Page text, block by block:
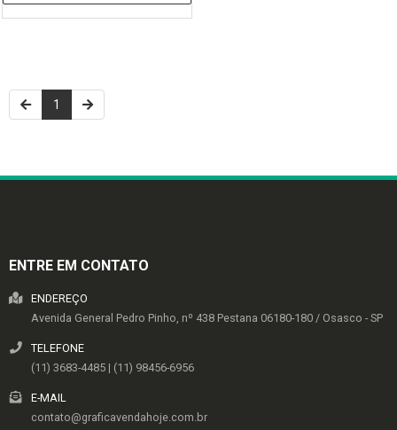
1
ENTRE EM CONTATO
ENDEREÇO
Avenida General Pedro Pinho, nº 438 Pestana 06180-180 / Osasco - SP
TELEFONE
(11) 3683-4485 | (11) 98456-6956
E-MAIL
contato@graficavendahoje.com.br